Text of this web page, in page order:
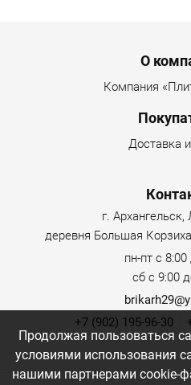
О
Компания
Доставка
г.
деревня Большая
пн-пт с
сб с 9:00
+7 (902) 195-96-30
Продолжая пользоваться
условиями использования
нашими партнерами cookie-